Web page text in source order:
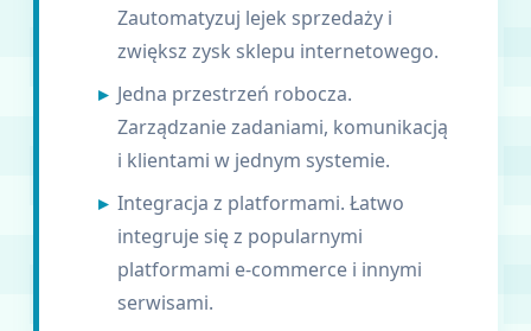
Zautomatyzuj lejek sprzedaży i
zwiększ zysk sklepu internetowego.
Jedna przestrzeń robocza.
Zarządzanie zadaniami, komunikacją
i klientami w jednym systemie.
Integracja z platformami. Łatwo
integruje się z popularnymi
platformami e-commerce i innymi
serwisami.